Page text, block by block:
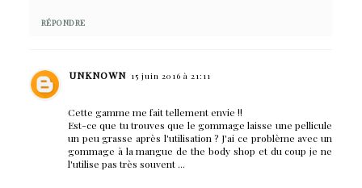
RÉPONDRE
UNKNOWN 15 juin 2016 à 21:11
Cette gamme me fait tellement envie !!
Est-ce que tu trouves que le gommage laisse une pellicule
un peu grasse après l'utilisation ? J'ai ce problème avec un
gommage à la mangue de the body shop et du coup je ne
l'utilise pas très souvent ...